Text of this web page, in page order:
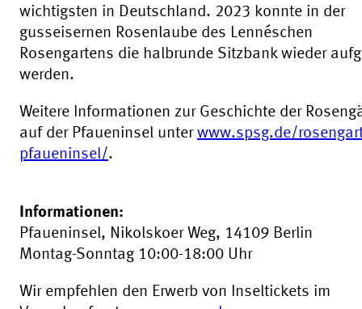
wichtigsten in Deutschland. 2023 konnte in der
gusseisernen Rosenlaube des Lennéschen
Rosengartens die halbrunde Sitzbank wieder
werden.
Weitere Informationen zur Geschichte der
auf der Pfaueninsel unter www.spsg.de/
pfaueninsel/.
Informationen:
Pfaueninsel, Nikolskoer Weg, 14109 Berlin
Montag-Sonntag 10:00-18:00 Uhr
Wir empfehlen den Erwerb von Inseltickets im